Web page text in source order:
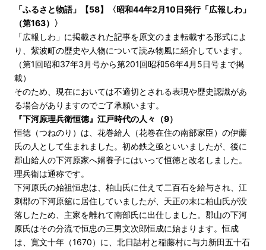
「ふるさと物語」【58】〈昭和44年2月10日発行「広報しわ」
（第163）〉
「広報しわ」に掲載された記事を原文のまま転載する形式によ
り、紫波町の歴史や人物について読み物風に紹介しています。
（第1回昭和37年3月号から第201回昭和56年4月5日号まで掲
載）
そのため、現在においては不適切とされる表現や歴史認識があ
る場合がありますのでご了承願います。
『下河原理兵衛恒徳』江戸時代の人々（9）
恒徳（つねのり）は、花巻給人（花巻在住の南部家臣）の伊藤
氏の人として生まれました。初め鉄之亟といいましたが、後に
郡山給人の下河原家へ婿養子にはいって恒徳と改名しました。
理兵衛は通称です。
下河原氏の始祖恒忠は、柏山氏に仕えて二百石を給与され、江
刺郡の下河原舘に居住していましたが、天正の末に柏山氏が没
落したため、主家を離れて南部氏に出仕しました。郡山の下河
原氏はその分流で恒忠の三男文次郎恒成に始まります。恒成
は、寛文十年（1670）に、北日詰村と稲藤村に与力新田五十石